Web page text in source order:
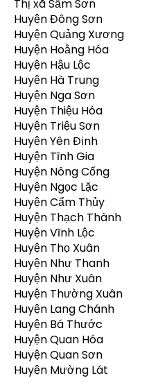
Thị xã Sầm Sơn
Huyện Đông Sơn
Huyện Quảng Xương
Huyện Hoằng Hóa
Huyện Hậu Lộc
Huyện Hà Trung
Huyện Nga Sơn
Huyện Thiệu Hóa
Huyện Triệu Sơn
Huyện Yên Định
Huyện Tĩnh Gia
Huyện Nông Cống
Huyện Ngọc Lặc
Huyện Cẩm Thủy
Huyện Thạch Thành
Huyện Vĩnh Lộc
Huyện Thọ Xuân
Huyện Như Thanh
Huyện Như Xuân
Huyện Thường Xuân
Huyện Lang Chánh
Huyện Bá Thước
Huyện Quan Hóa
Huyện Quan Sơn
Huyện Mường Lát